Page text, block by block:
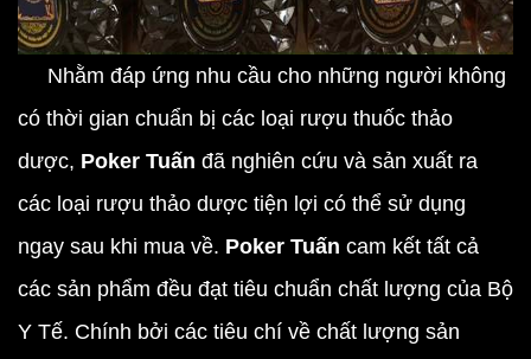
Nhằm đáp ứng nhu cầu cho những người không
có thời gian chuẩn bị các loại rượu thuốc thảo
dược, Poker Tuấn đã nghiên cứu và sản xuất ra
các loại rượu thảo dược tiện lợi có thể sử dụng
ngay sau khi mua về. Poker Tuấn cam kết tất cả
các sản phẩm đều đạt tiêu chuẩn chất lượng của Bộ
Y Tế. Chính bởi các tiêu chí về chất lượng sản